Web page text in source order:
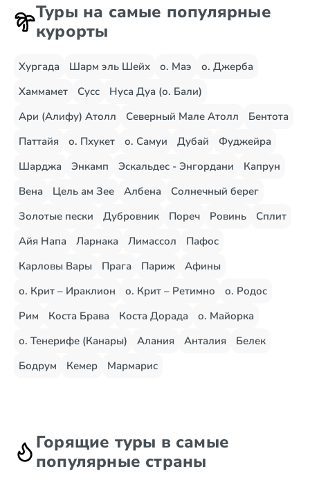
Туры на самые популярные
курорты
Хургада Шарм эль Шейх о. Маэ
о. Джерба
Хаммамет
Сусс
Нуса Дуа (о. Бали)
Ари (Алифу) Атолл
Северный Мале Атолл
Бентота
Паттайя
о. Пхукет о. Самуи Дубай
Фуджейра
Шарджа
Энкамп Эскальдес - Энгордани
Капрун
Вена
Цель ам Зее Албена
Солнечный берег
Золотые пески
Дубровник Пореч Ровинь
Сплит
Айя Напа
Ларнака Лимассол
Пафос
Карловы Вары
Прага Париж
Афины
о. Крит – Ираклион
о. Крит – Ретимно
о. Родос
Рим
Коста Брава Коста Дорада
о. Майорка
о. Тенерифе (Канары)
Алания Анталия
Белек
Бодрум
Кемер Мармарис
Горящие туры в самые
популярные страны